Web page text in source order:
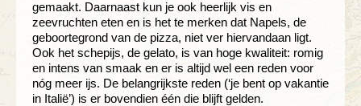
gemaakt. Daarnaast kun je ook heerlijk vis en
zeevruchten eten en is het te merken dat Napels, de
geboortegrond van de pizza, niet ver hiervandaan ligt.
Ook het schepijs, de gelato, is van hoge kwaliteit: romig
en intens van smaak en er is altijd wel een reden voor
nóg meer ijs. De belangrijkste reden (‘je bent op vakantie
in Italië’) is er bovendien één die blijft gelden.